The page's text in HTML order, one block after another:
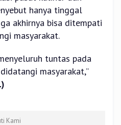
hanya tinggal
akhirnya bisa ditempati
masyarakat.
tuntas pada
masyarakat,”
Kami